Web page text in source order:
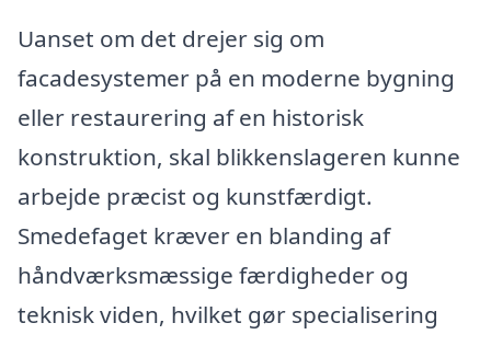
Uanset om det drejer sig om
facadesystemer på en moderne bygning
eller restaurering af en historisk
konstruktion, skal blikkenslageren kunne
arbejde præcist og kunstfærdigt.
Smedefaget kræver en blanding af
håndværksmæssige færdigheder og
teknisk viden, hvilket gør specialisering